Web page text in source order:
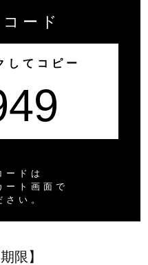
ード
してコピー
ードは
ート画面で
さい。
限】